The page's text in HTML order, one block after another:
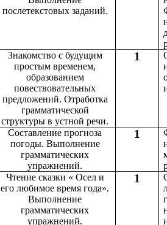
послетекстовых заданий.
Знакомство с будущим
простым временем,
образованием
повествовательных
предложений. Отработка
грамматической
структуры в устной речи.
1
Составление прогноза
погоды. Выполнение
грамматических
упражнений.
1
Чтение сказки « Осел и
его любимое время года».
Выполнение
грамматических
упражнений.
1